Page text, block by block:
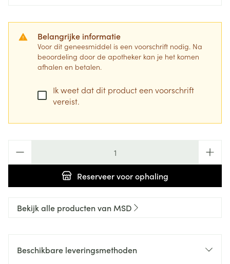
Belangrijke informatie
Voor dit geneesmiddel is een voorschrift nodig. Na
beoordeling door de apotheker kan je het komen
afhalen en betalen.
Ik weet dat dit product een voorschrift
vereist.
Reserveervoor ophaling
Bekijk alle producten van MSD
Beschikbare leveringsmethoden